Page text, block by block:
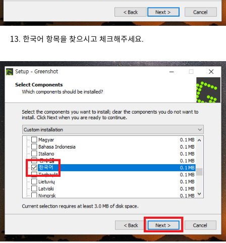
13. 한국어 항목을 찾으시고 체크해주세요.